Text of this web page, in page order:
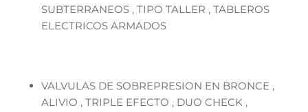
SUBTERRANEOS , TIPO TALLER , TABLEROS
ELECTRICOS ARMADOS
VALVULAS DE SOBREPRESION EN BRONCE ,
ALIVIO , TRIPLE EFECTO , DUO CHECK ,